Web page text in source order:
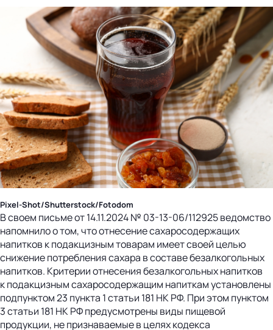
Pixel-Shot/Shutterstock/Fotodom
В своем письме от 14.11.2024 № 03-13-06/112925 ведомство
напомнило о том, что отнесение сахаросодержащих
напитков к подакцизным товарам имеет своей целью
снижение потребления сахара в составе безалкогольных
напитков. Критерии отнесения безалкогольных напитков
к подакцизным сахаросодержащим напиткам установлены
подпунктом 23 пункта 1 статьи 181 НК РФ. При этом пунктом
3 статьи 181 НК РФ предусмотрены виды пищевой
продукции, не признаваемые в целях кодекса